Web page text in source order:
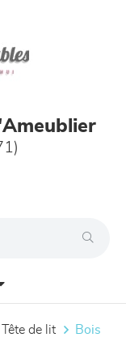
tête de lit bois